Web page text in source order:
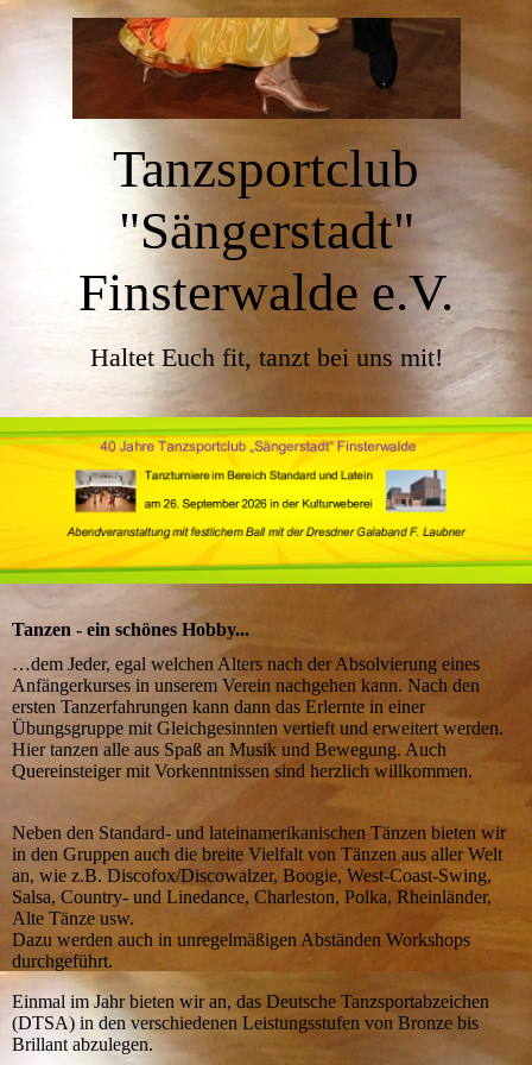
Tanzsportclub
"Sängerstadt"
Finsterwalde e.V.
Haltet Euch fit, tanzt bei uns mit!
Tanzen - ein schönes Hobby...
…dem Jeder, egal welchen Alters nach der Absolvierung eines
Anfängerkurses in unserem Verein nachgehen kann. Nach den
ersten Tanzerfahrungen kann dann das Erlernte in einer
Übungsgruppe mit Gleichgesinnten vertieft und erweitert werden.
Hier tanzen alle aus Spaß an Musik und Bewegung. Auch
Quereinsteiger mit Vorkenntnissen sind herzlich willkommen.
Neben den Standard- und lateinamerikanischen Tänzen bieten wir
in den Gruppen auch die breite Vielfalt von Tänzen aus aller Welt
an, wie z.B. Discofox/Discowalzer, Boogie, West-Coast-Swing,
Salsa, Country- und Linedance, Charleston, Polka, Rheinländer,
Alte Tänze usw.
Dazu werden auch in unregelmäßigen Abständen Workshops
durchgeführt.
Einmal im Jahr bieten wir an, das Deutsche Tanzsportabzeichen
(DTSA) in den verschiedenen Leistungsstufen von Bronze bis
Brillant abzulegen.